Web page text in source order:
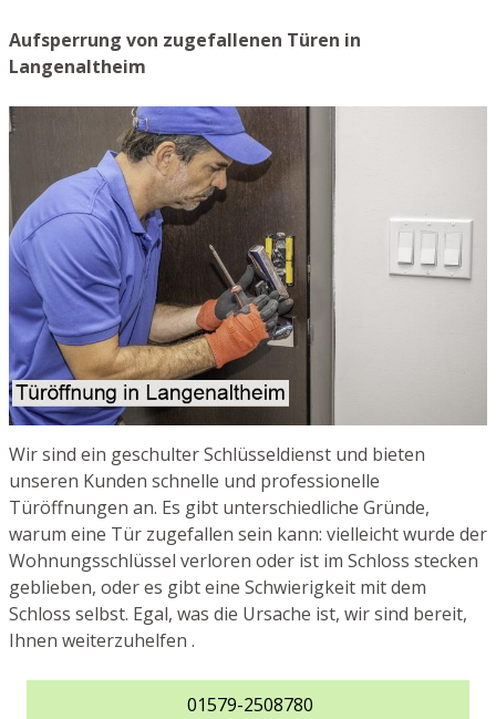
Aufsperrung von zugefallenen Türen in
Langenaltheim
Wir sind ein geschulter Schlüsseldienst und bieten
unseren Kunden schnelle und professionelle
Türöffnungen an. Es gibt unterschiedliche Gründe,
warum eine Tür zugefallen sein kann: vielleicht wurde der
Wohnungsschlüssel verloren oder ist im Schloss stecken
geblieben, oder es gibt eine Schwierigkeit mit dem
Schloss selbst. Egal, was die Ursache ist, wir sind bereit,
Ihnen weiterzuhelfen .
01579-2508780